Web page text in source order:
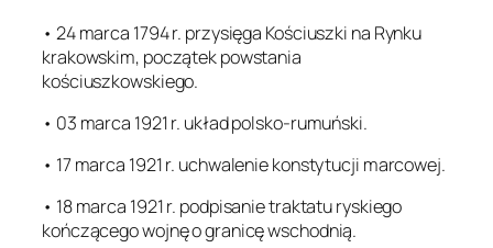
• 24 marca 1794 r. przysięga Kościuszki na Rynku
krakowskim, początek powstania
kościuszkowskiego.
• 03 marca 1921 r. układ polsko-rumuński.
• 17 marca 1921 r. uchwalenie konstytucji marcowej.
• 18 marca 1921 r. podpisanie traktatu ryskiego
kończącego wojnę o granicę wschodnią.